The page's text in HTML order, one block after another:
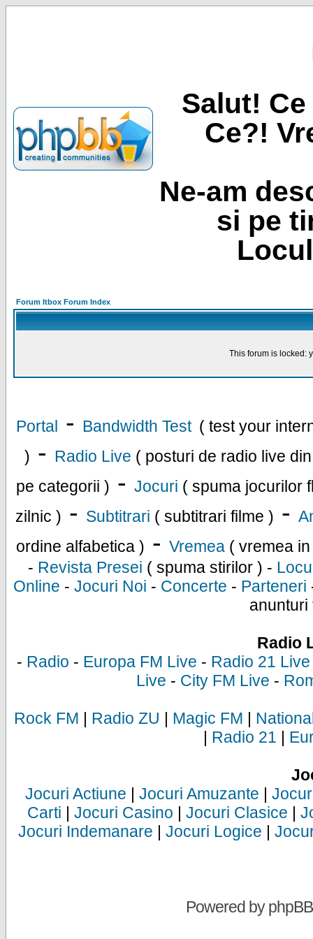
Salut!
Ce?!
Ne-am
si pe
Forum Itbox Forum Index
This forum is locked:
Portal - Bandwidth Test ( test your
) - Radio Live ( posturi de radio live
pe categorii ) - Jocuri ( spuma jocurilor
zilnic ) - Subtitrari ( subtitrari filme ) -
ordine alfabetica ) - Vremea ( vremea
- Revista Presei ( spuma stirilor ) -
Online - Jocuri Noi - Concerte - Parteneri
anunturi
Radio
- Radio - Europa FM Live - Radio 21 Live
Live - City FM Live -
Rock FM | Radio ZU | Magic FM |
| Radio 21 |
Jocuri Actiune | Jocuri Amuzante |
Carti | Jocuri Casino | Jocuri Clasice |
Jocuri Indemanare | Jocuri Logice |
Powered byphpBB